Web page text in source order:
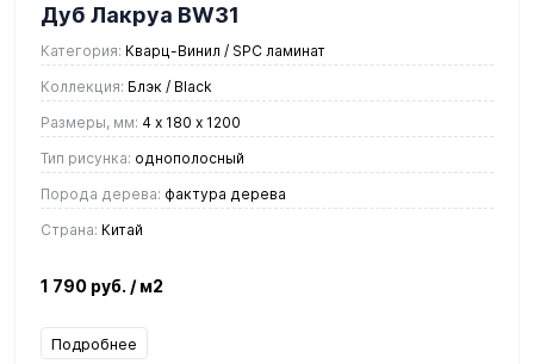
Дуб Лакруа BW31
Категория: Кварц-Винил / SPC ламинат
Коллекция: Блэк / Black
Размеры, мм: 4 х 180 х 1200
Тип рисунка: однополосный
Порода дерева: фактура дерева
Страна: Китай
1 790 руб. / м2
Подробнее